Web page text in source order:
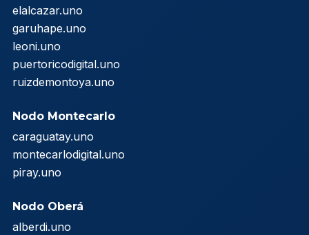
elalcazar.uno
garuhape.uno
leoni.uno
puertoricodigital.uno
ruizdemontoya.uno
Nodo Montecarlo
caraguatay.uno
montecarlodigital.uno
piray.uno
Nodo Oberá
alberdi.uno